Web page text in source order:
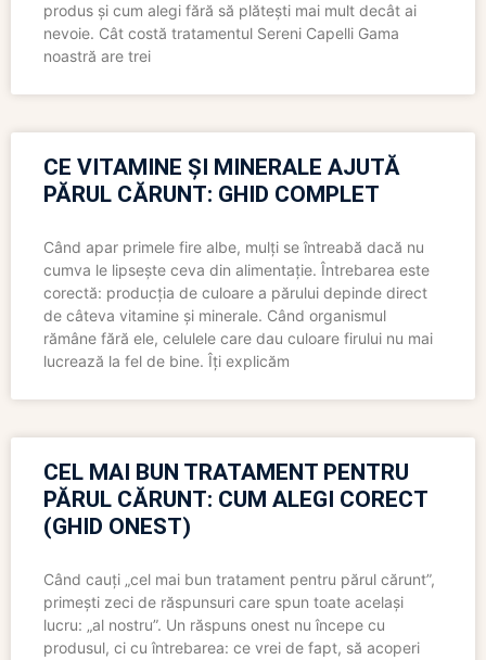
produs și cum alegi fără să plătești mai mult decât ai
nevoie. Cât costă tratamentul Sereni Capelli Gama
noastră are trei
CE VITAMINE ȘI MINERALE AJUTĂ
PĂRUL CĂRUNT: GHID COMPLET
Când apar primele fire albe, mulți se întreabă dacă nu
cumva le lipsește ceva din alimentație. Întrebarea este
corectă: producția de culoare a părului depinde direct
de câteva vitamine și minerale. Când organismul
rămâne fără ele, celulele care dau culoare firului nu mai
lucrează la fel de bine. Îți explicăm
CEL MAI BUN TRATAMENT PENTRU
PĂRUL CĂRUNT: CUM ALEGI CORECT
(GHID ONEST)
Când cauți „cel mai bun tratament pentru părul cărunt”,
primești zeci de răspunsuri care spun toate același
lucru: „al nostru”. Un răspuns onest nu începe cu
produsul, ci cu întrebarea: ce vrei de fapt, să acoperi